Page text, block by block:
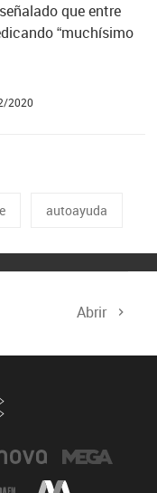
que entre
“muchísimo
2020
autoayuda
Abrir